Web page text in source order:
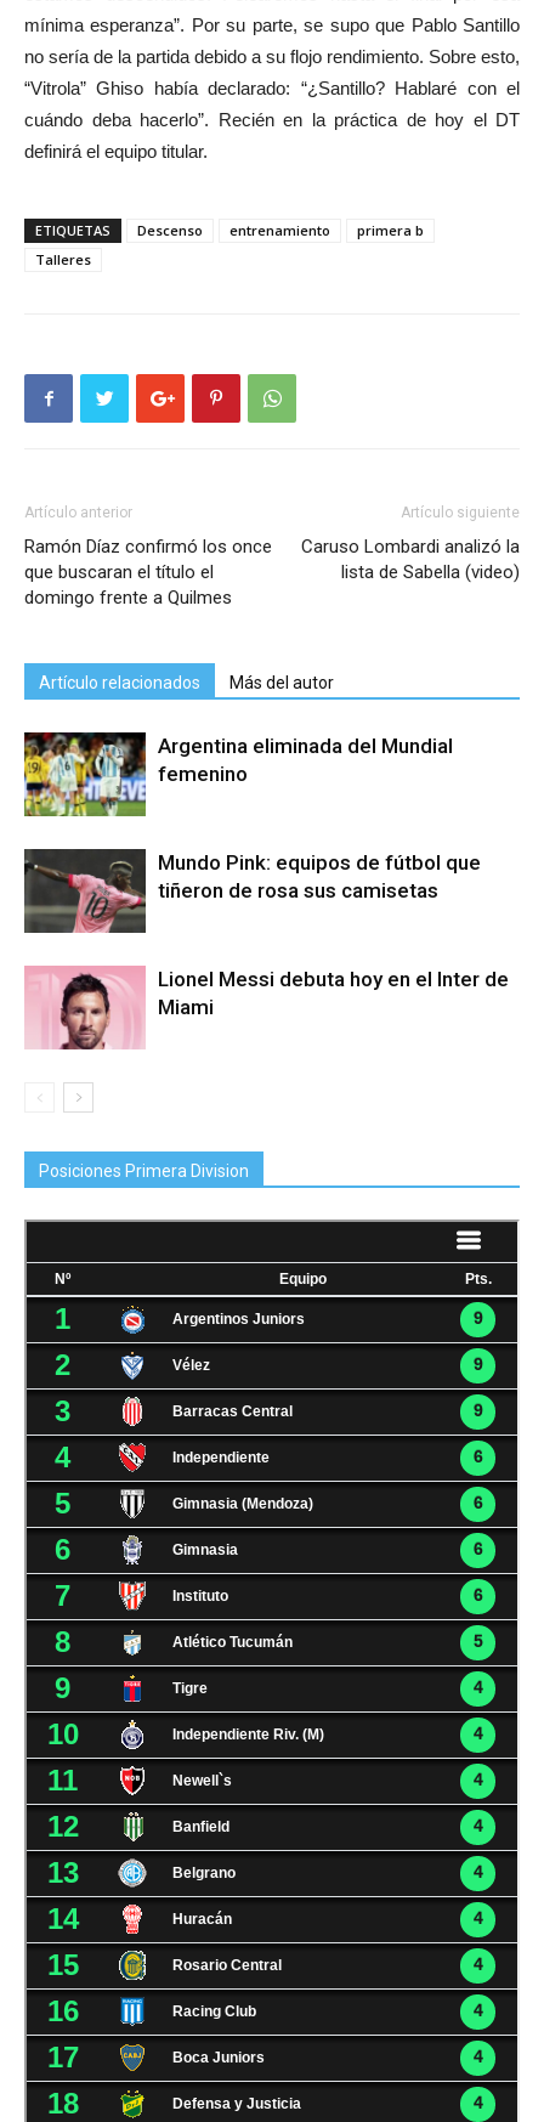
mínima esperanza”. Por su parte, se supo que Pablo Santillo
no sería de la partida debido a su flojo rendimiento. Sobre esto,
“Vitrola” Ghiso había declarado: “¿Santillo? Hablaré con el
cuándo deba hacerlo”. Recién en la práctica de hoy el DT
definirá el equipo titular.
ETIQUETAS Descenso entrenamiento
primera b
Talleres
Artículo anterior
Ramón Díaz confirmó los once
que buscaran el título el
domingo frente a Quilmes
Artículo siguiente
Caruso Lombardi analizó la
lista de Sabella (video)
Artículo relacionados Más del autor
Argentina eliminada del Mundial
femenino
Mundo Pink: equipos de fútbol que
tiñeron de rosa sus camisetas
Lionel Messi debuta hoy en el Inter de
Miami
Posiciones Primera Division